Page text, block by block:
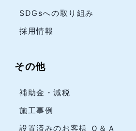
SDGsへの取り組み
採用情報
その他
補助金・減税
施工事例
設置済みのお客様 Ｑ＆Ａ